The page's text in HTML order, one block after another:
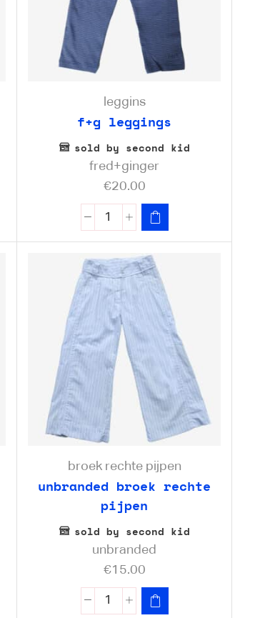
leggins
f+g leggings
sold by second kid
fred+ginger
€20.00
broek rechte pijpen
unbranded broek rechte
pijpen
sold by second kid
unbranded
€15.00